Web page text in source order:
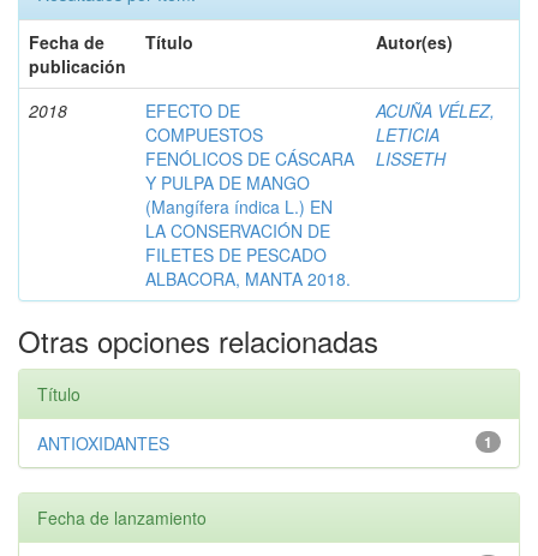
Fecha de
publicación
Título Autor(es)
2018
EFECTO DE
COMPUESTOS
FENÓLICOS DE CÁSCARA
Y PULPA DE MANGO
(Mangífera índica L.) EN
LA CONSERVACIÓN DE
FILETES DE PESCADO
ALBACORA, MANTA 2018.
ACUÑA VÉLEZ,
LETICIA
LISSETH
Otras opciones relacionadas
Título
1
ANTIOXIDANTES
Fecha de lanzamiento